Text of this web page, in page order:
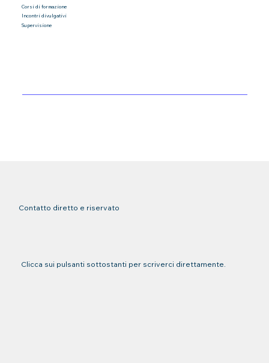
Corsi di formazione
Incontri divulgativi
Supervisione
Contatto diretto e riservato
Clicca sui pulsanti sottostanti per scriverci direttamente.